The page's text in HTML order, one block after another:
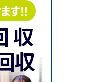
2025年7月
2025年4月
2025年1月
2024年10月